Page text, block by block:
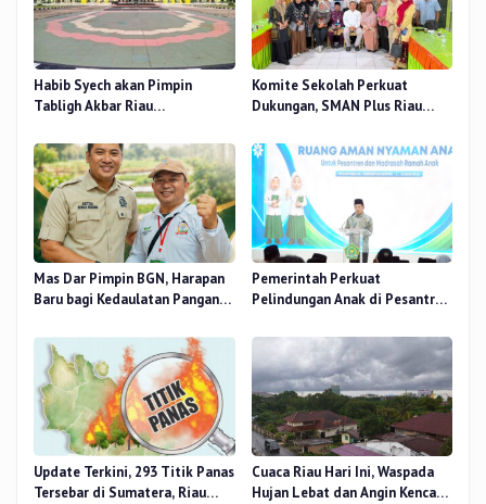
Habib Syech akan Pimpin
Tabligh Akbar Riau
Nur, Besok
Komite Sekolah Perkuat
Dukungan, SMAN Plus Riau
Pendidikan
Mas Dar Pimpin BGN, Harapan
Baru bagi Kedaulatan Pangan
Pemerintah Perkuat
Pelindungan Anak di Pesantren
RANA
Update Terkini, 293 Titik Panas
Tersebar di Sumatera, Riau
Cuaca Riau Hari Ini, Waspada
Hujan Lebat dan Angin Kencang